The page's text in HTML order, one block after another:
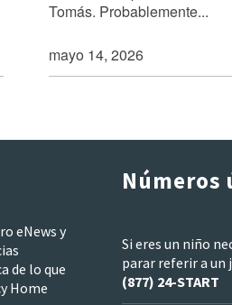
Tomás. Probablemente...
mayo 14, 2026
eNews y
de lo que
Home
Números
Si eres un niño
parar referir a un
(877) 24-START